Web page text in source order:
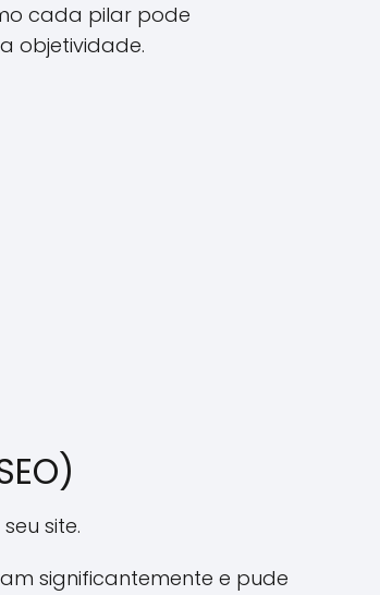
cada pilar pode
objetividade.
site.
significantemente e pude